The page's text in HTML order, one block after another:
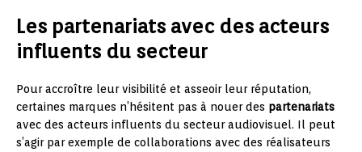
Les partenariats avec des acteurs
influents du secteur
Pour accroître leur visibilité et asseoir leur réputation,
certaines marques n’hésitent pas à nouer des partenariats
avec des acteurs influents du secteur audiovisuel. Il peut
s’agir par exemple de collaborations avec des réalisateurs